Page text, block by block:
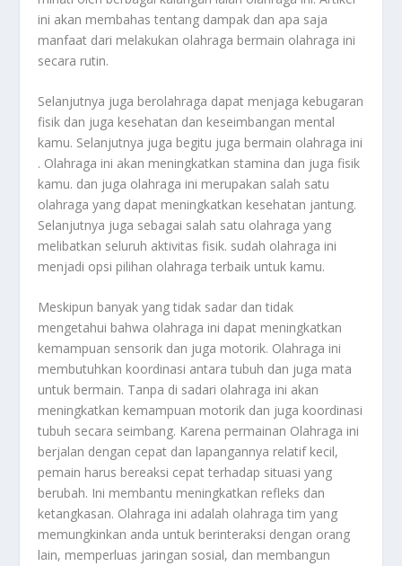
ini akan membahas tentang dampak dan apa saja
manfaat dari melakukan olahraga bermain olahraga ini
secara rutin.
Selanjutnya juga berolahraga dapat menjaga kebugaran
fisik dan juga kesehatan dan keseimbangan mental
kamu. Selanjutnya juga begitu juga bermain olahraga ini
. Olahraga ini akan meningkatkan stamina dan juga fisik
kamu. dan juga olahraga ini merupakan salah satu
olahraga yang dapat meningkatkan kesehatan jantung.
Selanjutnya juga sebagai salah satu olahraga yang
melibatkan seluruh aktivitas fisik. sudah olahraga ini
menjadi opsi pilihan olahraga terbaik untuk kamu.
Meskipun banyak yang tidak sadar dan tidak
mengetahui bahwa olahraga ini dapat meningkatkan
kemampuan sensorik dan juga motorik. Olahraga ini
membutuhkan koordinasi antara tubuh dan juga mata
untuk bermain. Tanpa di sadari olahraga ini akan
meningkatkan kemampuan motorik dan juga koordinasi
tubuh secara seimbang. Karena permainan Olahraga ini
berjalan dengan cepat dan lapangannya relatif kecil,
pemain harus bereaksi cepat terhadap situasi yang
berubah. Ini membantu meningkatkan refleks dan
ketangkasan. Olahraga ini adalah olahraga tim yang
memungkinkan anda untuk berinteraksi dengan orang
lain, memperluas jaringan sosial, dan membangun